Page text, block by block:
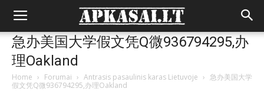
急办美国大学假文凭Q微936794295,办
理Oakland
Home › Forumai › Antrasis pasaulinis karas Lietuvoje › 急办美国大学
假文凭Q微936794295,办理Oakland